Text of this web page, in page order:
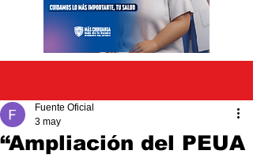
“Ampliación del PEUA
Fuente Oficial
3 may